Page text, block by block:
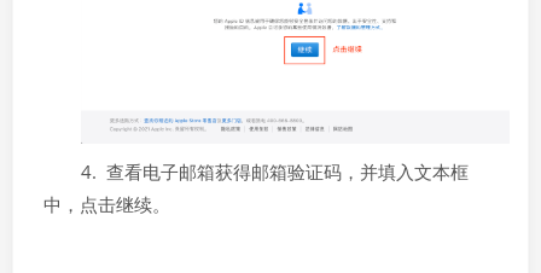
4. 查看电子邮箱获得邮箱验证码，并填入文本框
中，点击继续。